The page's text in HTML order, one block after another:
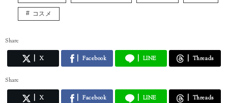
コスメ
Share
X Facebook LINE Threads
Share
X Facebook LINE Threads